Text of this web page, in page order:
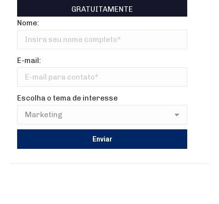
GRATUITAMENTE
Nome:
E-mail:
Escolha o tema de interesse